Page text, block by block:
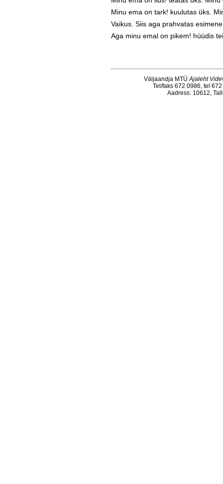
Minu ema on tark! kuulutas üks.
Vaikus. Siis aga prahvatas
Aga minu emal on pikem! hüüdis
Väljaandja MTÜAjaleht
Tel/faks 672 0986, tel
Aadress: 10612,